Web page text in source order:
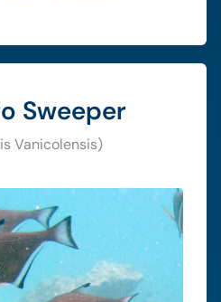
Sweeper
Vanicolensis)